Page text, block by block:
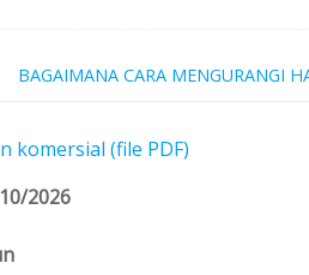
BAGAIMANA CARA MENGURANGI
komersial (file PDF)
2026